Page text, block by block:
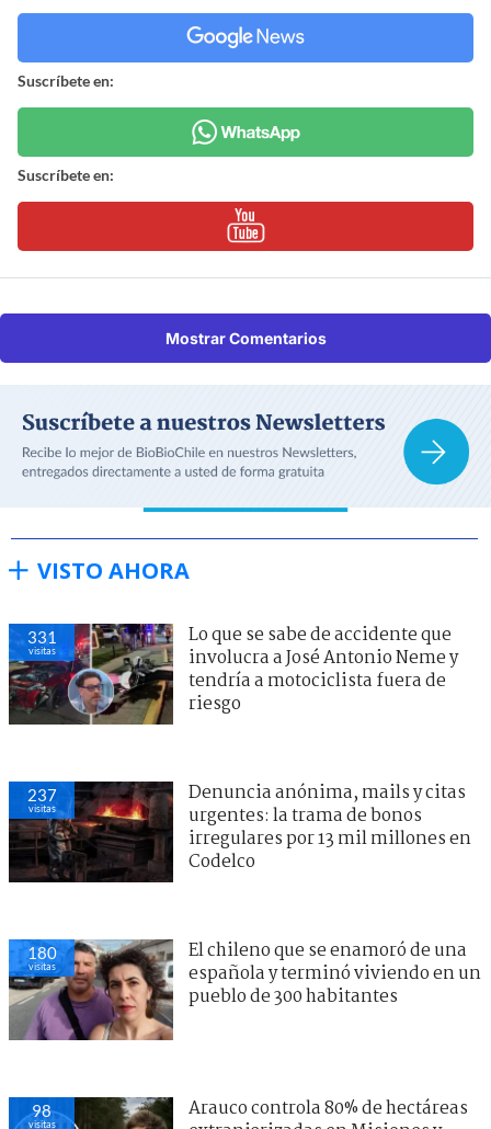
Suscríbete en:
Suscríbete en:
Mostrar Comentarios
VISTO AHORA
331
visitas
Lo que se sabe de accidente que
involucra a José Antonio Neme y
tendría a motociclista fuera de
riesgo
237
visitas
Denuncia anónima, mails y citas
urgentes: la trama de bonos
irregulares por 13 mil millones en
Codelco
180
visitas
El chileno que se enamoró de una
española y terminó viviendo en un
pueblo de 300 habitantes
98
visitas
Arauco controla 80% de hectáreas